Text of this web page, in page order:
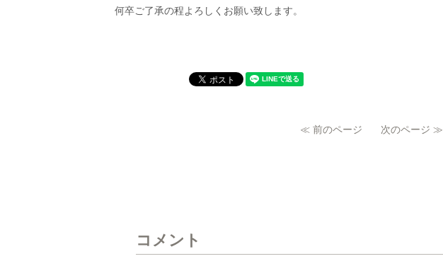
何卒ご了承の程よろしくお願い致します。
≪ 前のページ 次のページ ≫
コメント